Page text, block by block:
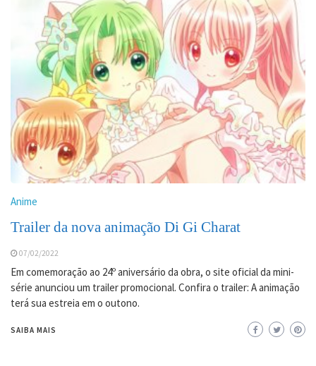
Anime
Trailer da nova animação Di Gi Charat
07/02/2022
Em comemoração ao 24º aniversário da obra, o site oficial da mini-
série anunciou um trailer promocional. Confira o trailer: A animação
terá sua estreia em o outono.
SAIBA MAIS